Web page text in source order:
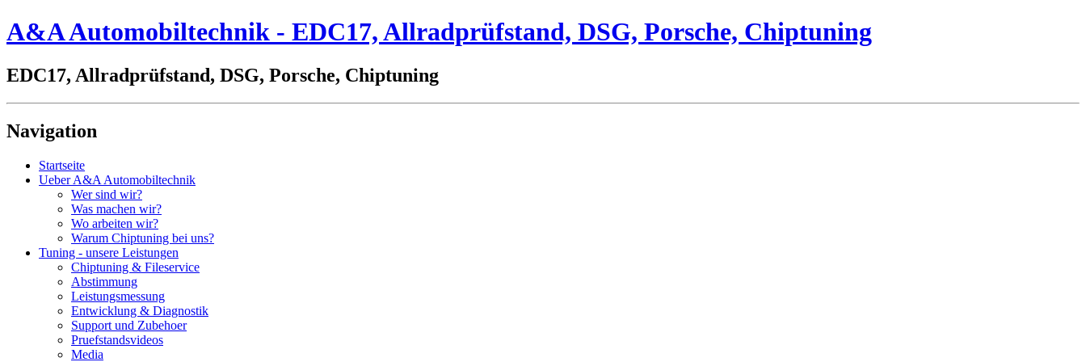
A&A Automobiltechnik - EDC17, Allradprüfstand, DSG, Porsche, Chiptuning
EDC17, Allradprüfstand, DSG, Porsche, Chiptuning
Navigation
Startseite
Ueber A&A Automobiltechnik
Wer sind wir?
Was machen wir?
Wo arbeiten wir?
Warum Chiptuning bei uns?
Tuning - unsere Leistungen
Chiptuning & Fileservice
Abstimmung
Leistungsmessung
Entwicklung & Diagnostik
Support und Zubehoer
Pruefstandsvideos
Media